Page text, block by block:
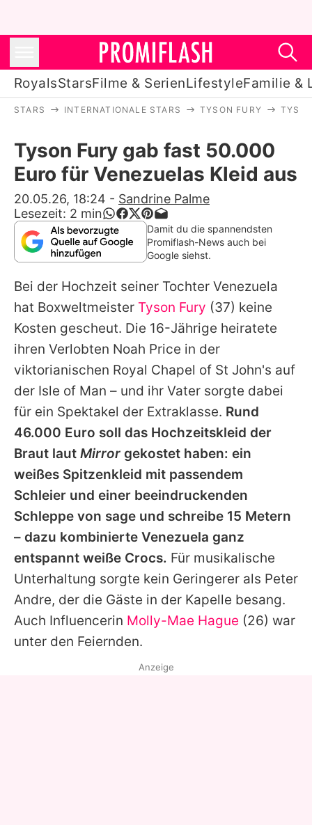
RoyalsStarsFilme & SerienLifestyleFamilie &
Stars
Filme & Serien
Lifestyle
Familie & Liebe
Alle Themen auf Promiflash
Jobs
App runterladen
Team
Redaktionelle Richtlinien
Impressum
Datenschutzerklärung
Nutzungsbedingungen
Utiq verwalten
STARS INTERNATIONALE STARS TYSON FURY
Tyson Fury gab fast 50.000
Euro für Venezuelas Kleid aus
20.05.26, 18:24 - Sandrine Palme
Lesezeit: 2 min
Damit du die spannendsten
Promiflash-News auch bei
Google siehst.
Bei der Hochzeit seiner Tochter Venezuela
hat Boxweltmeister Tyson Fury (37) keine
Kosten gescheut. Die 16-Jährige heiratete
ihren Verlobten Noah Price in der
viktorianischen Royal Chapel of St John's auf
der Isle of Man – und ihr Vater sorgte dabei
für ein Spektakel der Extraklasse. Rund
46.000 Euro soll das Hochzeitskleid der
Braut laut Mirror gekostet haben: ein
weißes Spitzenkleid mit passendem
Schleier und einer beeindruckenden
Schleppe von sage und schreibe 15 Metern
– dazu kombinierte Venezuela ganz
entspannt weiße Crocs. Für musikalische
Unterhaltung sorgte kein Geringerer als Peter
Andre, der die Gäste in der Kapelle besang.
Auch Influencerin Molly-Mae Hague (26) war
unter den Feiernden.
Anzeige